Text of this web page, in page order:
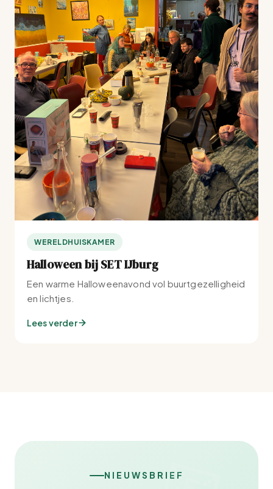
WERELDHUISKAMER
Halloween bij SET IJburg
Een warme Halloweenavond vol buurtgezelligheid
en lichtjes.
Lees verder
NIEUWSBRIEF